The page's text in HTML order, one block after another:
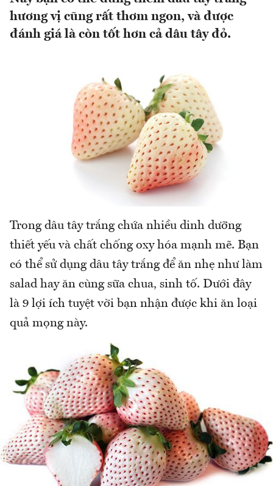
hương vị cũng rất thơm ngon, và được
đánh giá là còn tốt hơn cả dâu tây đỏ.
Trong dâu tây trắng chứa nhiều dinh dưỡng
thiết yếu và chất chống oxy hóa mạnh mẽ. Bạn
có thể sử dụng dâu tây trắng để ăn nhẹ như làm
salad hay ăn cùng sữa chua, sinh tố. Dưới đây
là 9 lợi ích tuyệt vời bạn nhận được khi ăn loại
quả mọng này.